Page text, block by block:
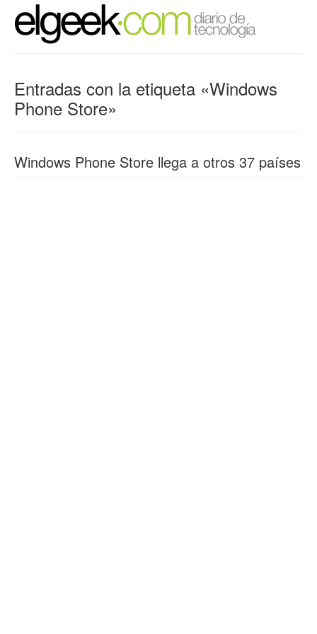
Entradas con la etiqueta «Windows
Phone Store»
Windows Phone Store llega a otros 37 países